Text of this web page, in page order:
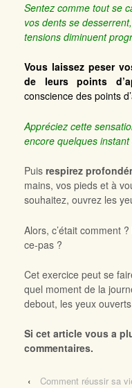
Sentez comme tout se
vos dents se
tensions diminuent
Vous laissez peser
de leurs points
conscience des points
Appréciez cette
encore quelques
Puis respirez
mains, vos pieds et à
souhaitez, ouvrez les
Alors, c’était comment ?
ce-pas ?
Cet exercice peut se
quel moment de la
debout, les yeux
Si cet article vous a
commentaires.
‹
Comment réussir sa